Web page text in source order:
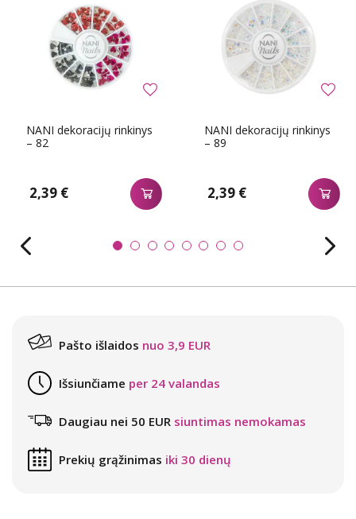
NANI dekoracijų rinkinys
– 82
2,39 €
NANI dekoracijų rinkinys
– 89
2,39 €
Pašto išlaidos nuo 3,9 EUR
Išsiunčiame per 24 valandas
Daugiau nei 50 EUR siuntimas nemokamas
Prekių grąžinimas iki 30 dienų